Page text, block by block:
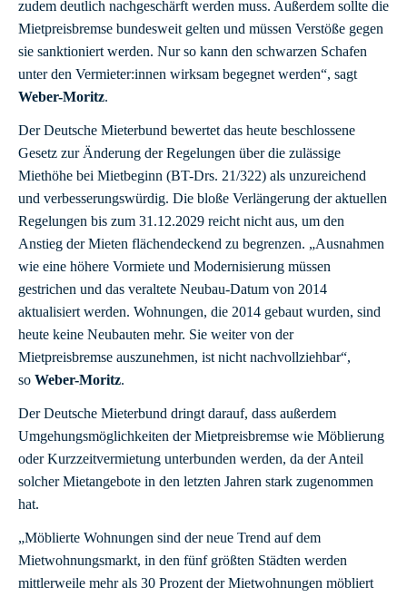
zudem deutlich nachgeschärft werden muss. Außerdem sollte die
Mietpreisbremse bundesweit gelten und müssen Verstöße gegen
sie sanktioniert werden. Nur so kann den schwarzen Schafen
unter den Vermieter:innen wirksam begegnet werden“, sagt
Weber-Moritz.
Der Deutsche Mieterbund bewertet das heute beschlossene
Gesetz zur Änderung der Regelungen über die zulässige
Miethöhe bei Mietbeginn (BT-Drs. 21/322) als unzureichend
und verbesserungswürdig. Die bloße Verlängerung der aktuellen
Regelungen bis zum 31.12.2029 reicht nicht aus, um den
Anstieg der Mieten flächendeckend zu begrenzen. „Ausnahmen
wie eine höhere Vormiete und Modernisierung müssen
gestrichen und das veraltete Neubau-Datum von 2014
aktualisiert werden. Wohnungen, die 2014 gebaut wurden, sind
heute keine Neubauten mehr. Sie weiter von der
Mietpreisbremse auszunehmen, ist nicht nachvollziehbar“,
so Weber-Moritz.
Der Deutsche Mieterbund dringt darauf, dass außerdem
Umgehungsmöglichkeiten der Mietpreisbremse wie Möblierung
oder Kurzzeitvermietung unterbunden werden, da der Anteil
solcher Mietangebote in den letzten Jahren stark zugenommen
hat.
„Möblierte Wohnungen sind der neue Trend auf dem
Mietwohnungsmarkt, in den fünf größten Städten werden
mittlerweile mehr als 30 Prozent der Mietwohnungen möbliert